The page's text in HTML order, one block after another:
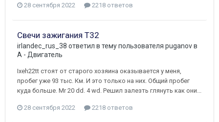
28 сентября 2022 2218 ответов
Свечи зажигания Т32
irlandec_rus_38 ответил в тему пользователя puganovв
A - Двигатель
Ixeh22tt стоят от старого хозяина оказывается у меня,
пробег уже 93 тыс. Км. И это только на них. Общий пробег
куда больше. Mr 20 dd. 4 wd. Решил залезть глянуть как они...
28 сентября 2022 2218 ответов